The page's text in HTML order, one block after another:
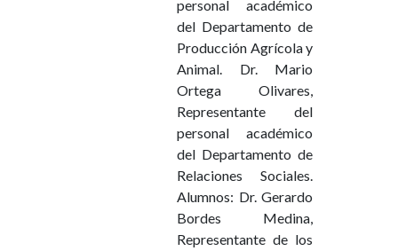
personal académico
del Departamento de
Producción Agrícola y
Animal. Dr. Mario
Ortega Olivares,
Representante del
personal académico
del Departamento de
Relaciones Sociales.
Alumnos: Dr. Gerardo
Bordes Medina,
Representante de los